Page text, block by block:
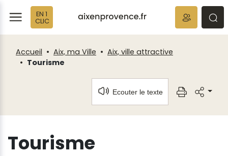
EN 1
CLIC
Accueil Aix, ma Ville
Aix, ville attractive
Tourisme
Ecouter le texte
Tourisme
Fenêtre
de
chat
Panneau de gestion des cookies